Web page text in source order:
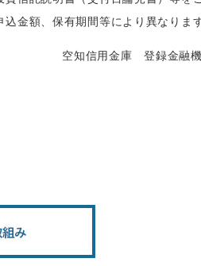
金額、保有期間等により異なりま
空知信用金庫 登録金融